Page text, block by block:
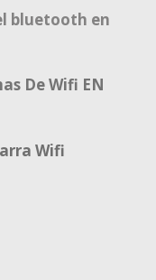
bluetooth en
De Wifi EN
Wifi